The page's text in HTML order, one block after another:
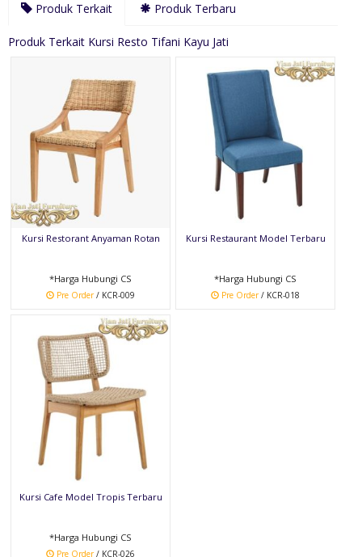
Produk Terkait Produk Terbaru
Produk Terkait Kursi Resto Tifani Kayu Jati
Kursi Restorant Anyaman Rotan
*Harga Hubungi CS
Pre Order/ KCR-009
Kursi Restaurant Model Terbaru
*Harga Hubungi CS
Pre Order/ KCR-018
Kursi Cafe Model Tropis Terbaru
*Harga Hubungi CS
Pre Order/ KCR-026